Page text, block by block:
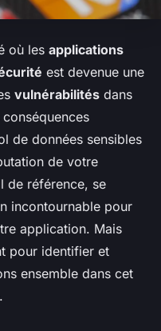
où les applications
est devenue une
vulnérabilités dans
de données sensibles
de votre
de référence, se
incontournable pour
application. Mais
pour identifier et
ensemble dans cet